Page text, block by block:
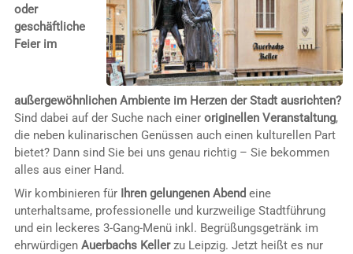
oder
geschäftliche
Feier im
außergewöhnlichen Ambiente im Herzen der Stadt ausrichten?
Sind dabei auf der Suche nach einer originellen Veranstaltung,
die neben kulinarischen Genüssen auch einen kulturellen Part
bietet? Dann sind Sie bei uns genau richtig – Sie bekommen
alles aus einer Hand.
Wir kombinieren für Ihren gelungenen Abend eine
unterhaltsame, professionelle und kurzweilige Stadtführung
und ein leckeres 3-Gang-Menü inkl. Begrüßungsgetränk im
ehrwürdigen Auerbachs Kellerzu Leipzig. Jetzt heißt es nur